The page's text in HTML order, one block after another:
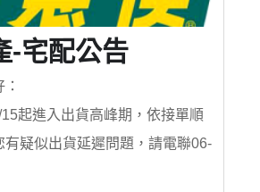
-宅配公告
起進入出貨高峰期，依接單順
有疑似出貨延遲問題，請電聯06-